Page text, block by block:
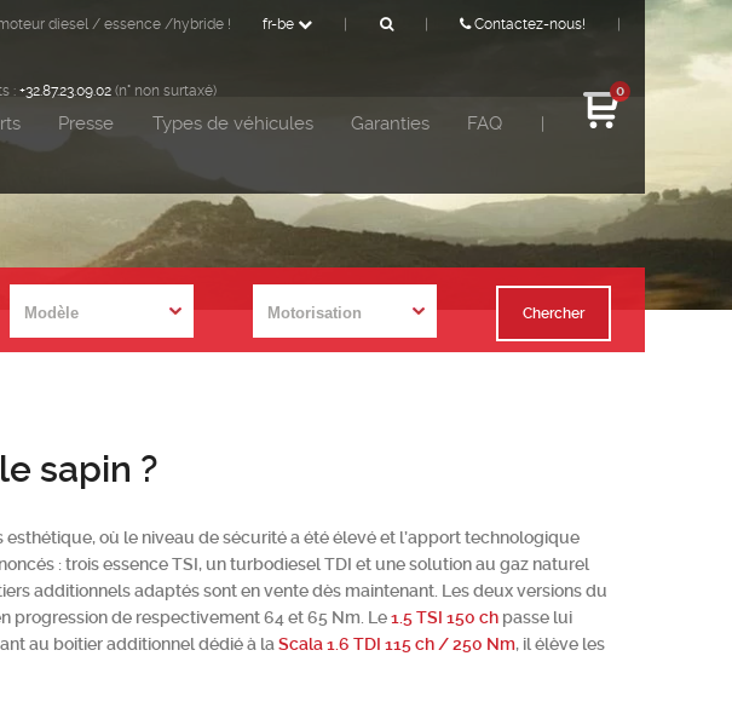
Presse Types de véhicules Garanties FAQ
0
diesel / essence /hybride ! fr-be Contactez-nous!
: +32.87.23.09.02 (n° non surtaxé)
Chercher
sapin ?
où le niveau de sécurité a été élevé et l’apport technologique
: trois essence TSI, un turbodiesel TDI et une solution au gaz naturel
additionnels adaptés sont en vente dès maintenant. Les deux versions du
progression de respectivement 64 et 65 Nm. Le1.5 TSI 150 ch passe lui
au boitier additionnel dédié à la Scala 1.6 TDI 115 ch / 250 Nm, il élève les